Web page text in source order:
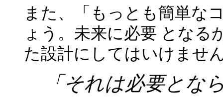
また、「もっとも簡単な
ょう。未来に必要 となる
た設計にしてはいけませ
「それは必要とな